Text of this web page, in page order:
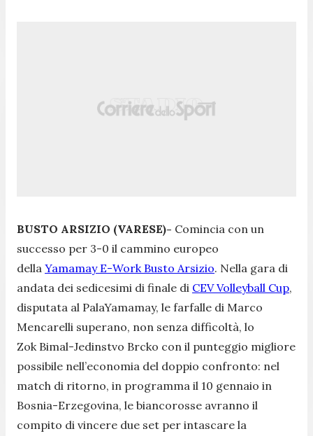
BUSTO ARSIZIO (VARESE)- Comincia con un
successo per 3-0 il cammino europeo
della Yamamay E-Work Busto Arsizio. Nella gara di
andata dei sedicesimi di finale di CEV Volleyball Cup,
disputata al PalaYamamay, le farfalle di Marco
Mencarelli superano, non senza difficoltà, lo
Zok Bimal-Jedinstvo Brcko con il punteggio migliore
possibile nell’economia del doppio confronto: nel
match di ritorno, in programma il 10 gennaio in
Bosnia-Erzegovina, le biancorosse avranno il
compito di vincere due set per intascare la